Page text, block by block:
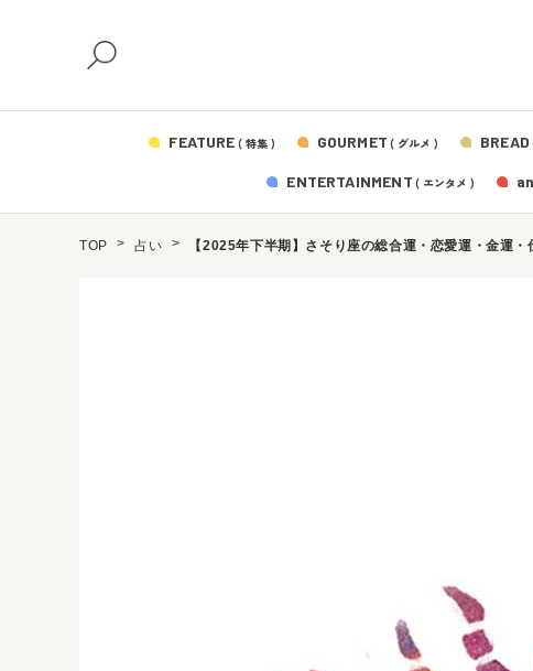
FEATURE ( 特集 ) GOURMET ( グルメ ) BREAD
ENTERTAINMENT ( エンタメ )
TOP 占い 【2025年下半期】さそり座の総合運・恋愛運・金運